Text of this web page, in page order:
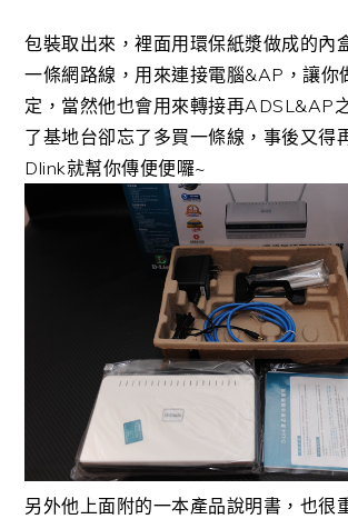
包裝取出來，裡面用環保紙漿做成的內
一條網路線，用來連接電腦&AP，讓你
定，當然他也會用來轉接再ADSL&AP
了基地台卻忘了多買一條線，事後又得
Dlink就幫你傳便便囉~
另外他上面附的一本產品說明書，也很